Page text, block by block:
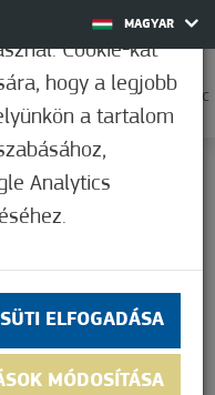
MAGYAR
0
30,6°C
KILÓVAL
Cookie-kat
hogy a legjobb
a tartalom
Analytics
ELFOGADÁSA
MÓDOSÍTÁSA